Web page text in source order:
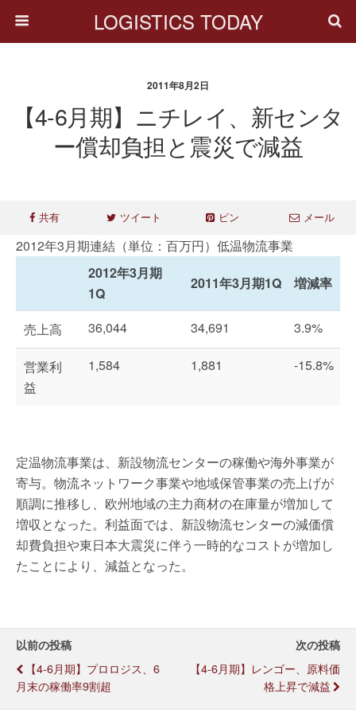
LOGISTICS TODAY
2011年8月2日
【4-6月期】ニチレイ、新センタ
ー償却負担と震災で減益
共有 ツイート ピン メール
2012年3月期連結（単位：百万円）低温物流事業
2012年3月期
1Q
2011年3月期1Q 増減率
売上高 36,044 34,691 3.9%
営業利
益
1,584 1,881 -15.8%
定温物流事業は、新設物流センターの稼働や海外事業が
寄与。物流ネットワーク事業や地域保管事業の売上げが
順調に推移し、欧州地域の主力商材の在庫量が増加して
増収となった。利益面では、新設物流センターの減価償
却費負担や東日本大震災に伴う一時的なコストが増加し
たことにより、減益となった。
以前の投稿
【4-6月期】プロロジス、6
月末の稼働率9割超
次の投稿
【4-6月期】レンゴー、原料価
格上昇で減益